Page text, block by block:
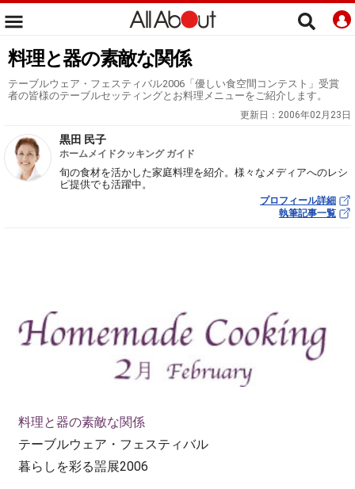
料理と器の素敵な関係
テーブルウェア・フェスティバル2006「優しい食空間コンテスト」受賞
者の皆様のテーブルセッティングとお料理メニューをご紹介します。
更新日： 2006年02月23日
黒田 民子
ホームメイドクッキング ガイド
旬の食材を活かした家庭料理を紹介。様々なメディアへのレシ
ピ提供でも活躍中。
プロフィール詳細
執筆記事一覧
料理と器の素敵な関係
テーブルウェア・フェスティバル
暮らしを彩る噐展2006